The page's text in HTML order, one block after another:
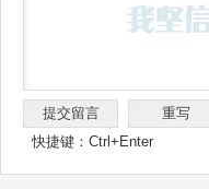
快捷键：Ctrl+Enter